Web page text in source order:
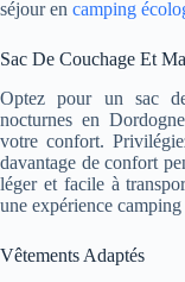
séjour en camping
Sac De Couchage Et
Optez pour un sac
nocturnes en
votre confort.
davantage de confort
léger et facile à
une expérience camping
Vêtements Adaptés